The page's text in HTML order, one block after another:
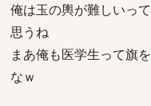
俺は玉の輿が難しいっ
思うね
まあ俺も医学生って旗
なｗ